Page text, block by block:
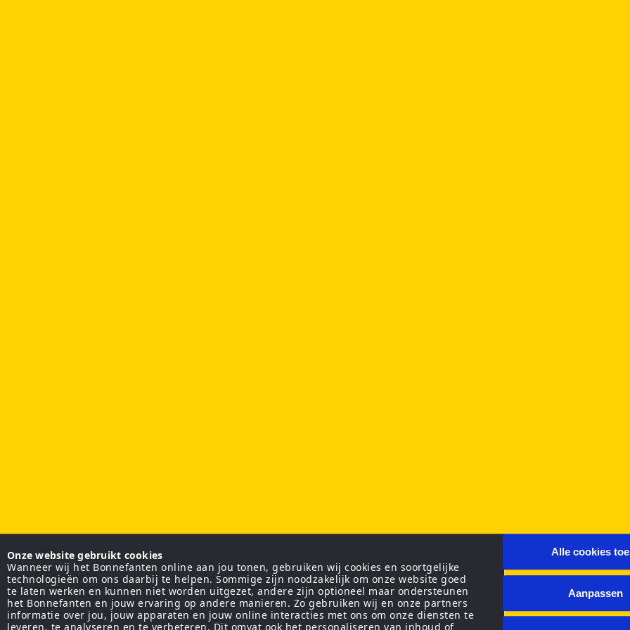
Onze website gebruikt cookies
Wanneer wij het Bonnefanten online aan jou tonen, gebruiken wij cookies en soortgelijke
technologieën om ons daarbij te helpen. Sommige zijn noodzakelijk om onze website goed
te laten werken en kunnen niet worden uitgezet, andere zijn optioneel maar ondersteunen
het Bonnefanten en jouw ervaring op andere manieren. Zo gebruiken wij en onze partners
informatie over jou, jouw apparaten en jouw online interacties met ons om onze diensten te
leveren, te analyseren en te verbeteren. Dit omvat ook het personaliseren van inhoud of
Alle cookies
Aanpassen